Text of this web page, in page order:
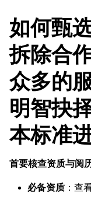
如何甄
拆除合
众多的
明智抉
本标准
首要核查资质与阅
必备资质 ：查